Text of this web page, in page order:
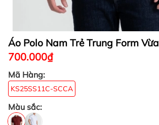
Áo Polo Nam Trẻ Trung Form Vừa
700.000₫
Mã Hàng:
KS25SS11C-SCCA
Màu sắc: